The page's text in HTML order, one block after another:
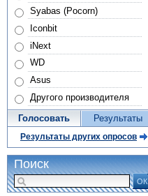
Syabas (Pocorn)
Iconbit
iNext
WD
Asus
Другого производителя
Голосовать Результаты
Результаты других опросов
Поиск
ОК